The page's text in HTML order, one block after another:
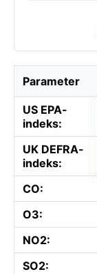
Parameter
US EPA-
indeks:
UK DEFRA-
indeks:
CO:
O3:
NO2:
SO2: